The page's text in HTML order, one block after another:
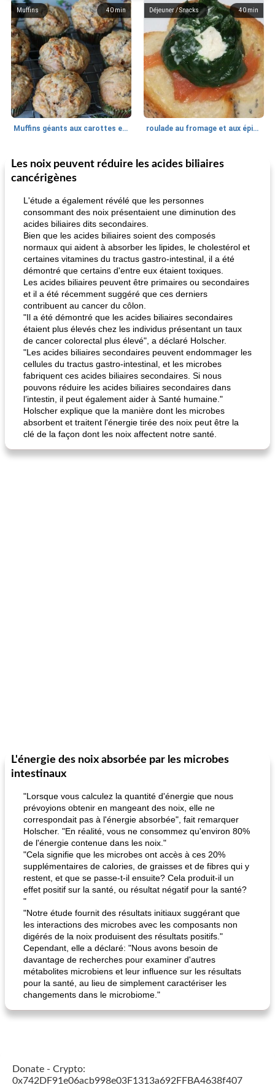
40 min
Muffins
Muffins géants aux carottes et à la banane de Nif
40 min
Déjeuner / Snacks
roulade au fromage et aux épinards
30 min
Marques de confiance: recettes et
fiesta tostadas
Viande et volaille
le méga's jopp joes
Les noix peuvent réduire les acides biliaires
cancérigènes
L'étude a également révélé que les personnes
consommant des noix présentaient une diminution des
acides biliaires dits secondaires.
Bien que les acides biliaires soient des composés
normaux qui aident à absorber les lipides, le cholestérol et
certaines vitamines du tractus gastro-intestinal, il a été
démontré que certains d'entre eux étaient toxiques.
Les acides biliaires peuvent être primaires ou secondaires
et il a été récemment suggéré que ces derniers
contribuent au cancer du côlon.
"Il a été démontré que les acides biliaires secondaires
étaient plus élevés chez les individus présentant un taux
de cancer colorectal plus élevé", a déclaré Holscher.
"Les acides biliaires secondaires peuvent endommager les
cellules du tractus gastro-intestinal, et les microbes
fabriquent ces acides biliaires secondaires. Si nous
pouvons réduire les acides biliaires secondaires dans
l’intestin, il peut également aider à Santé humaine."
Holscher explique que la manière dont les microbes
absorbent et traitent l'énergie tirée des noix peut être la
clé de la façon dont les noix affectent notre santé.
L'énergie des noix absorbée par les microbes
intestinaux
"Lorsque vous calculez la quantité d'énergie que nous
prévoyions obtenir en mangeant des noix, elle ne
correspondait pas à l'énergie absorbée", fait remarquer
Holscher. "En réalité, vous ne consommez qu'environ 80%
de l'énergie contenue dans les noix."
"Cela signifie que les microbes ont accès à ces 20%
supplémentaires de calories, de graisses et de fibres qui y
restent, et que se passe-t-il ensuite? Cela produit-il un
effet positif sur la santé, ou résultat négatif pour la santé?
"
"Notre étude fournit des résultats initiaux suggérant que
les interactions des microbes avec les composants non
digérés de la noix produisent des résultats positifs."
Cependant, elle a déclaré: "Nous avons besoin de
davantage de recherches pour examiner d'autres
métabolites microbiens et leur influence sur les résultats
pour la santé, au lieu de simplement caractériser les
changements dans le microbiome."
Donate - Crypto:
0x742DF91e06acb998e03F1313a692FFBA4638f407